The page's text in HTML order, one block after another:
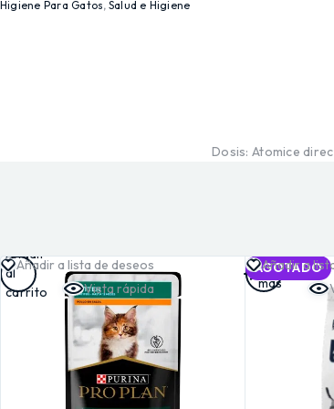
Higiene Para Gatos, Salud e Higiene
Dosis: Atomice
Añadir a lista de deseos
Vista rápida
Añadir
al
carrito
AGOTADO
Añadir a
Leer
más